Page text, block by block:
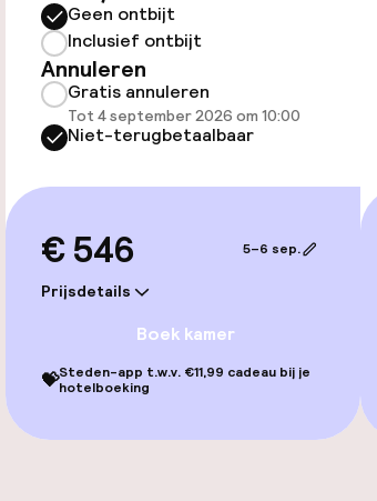
Entertainment
Betaalde wifi
Eet- en drinkgelegenheden
Restaurant
Geen ontbijt
Inclusief ontbijt
Annuleren
Gratis annuleren
Tot 4 september 2026 om 10:00
Niet-terugbetaalbaar
€ 546
Prijsdetails
5–6 sep.
Boek kamer
💝Steden-app t.w.v. €11,99 cadeau bij je
hotelboeking